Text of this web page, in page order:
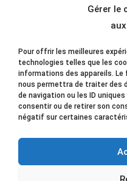
Gérer le
Pour offrir les meilleures
technologies telles que les
informations des appareils.
nous permettra de traiter des
de navigation ou les ID
consentir ou de retirer son
négatif sur certaines
4 400 m²
ARCHITECTE
Milk